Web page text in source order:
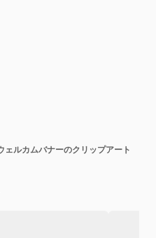
ェルカムバナーのクリップアート